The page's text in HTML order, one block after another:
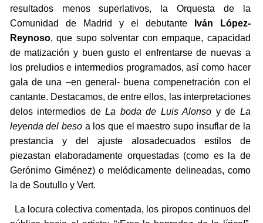
resultados menos superlativos, la Orquesta de la
Comunidad de Madrid y el debutante
Iván López-
Reynoso, que supo solventar con empaque, capacidad
de matización y buen gusto el enfrentarse de nuevas a
los preludios e intermedios programados, así como hacer
gala de una –en general- buena compenetración con el
cantante. Destacamos, de entre ellos, las interpretaciones
delos intermedios deLa boda de Luis Alonso y de La
leyenda del beso a los que el maestro supo insuflar de la
prestancia y del ajuste alosadecuados estilos de
piezastan elaboradamente orquestadas (como es la de
Gerónimo Giménez) o melódicamente delineadas, como
la de Soutullo y Vert.
La locura colectiva comentada, los piropos continuos del